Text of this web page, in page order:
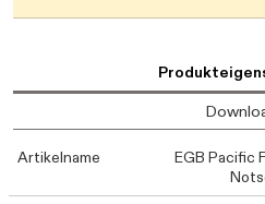
Artikelname
EGB Pacific